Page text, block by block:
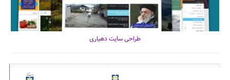
طراحی سایت دهیاری